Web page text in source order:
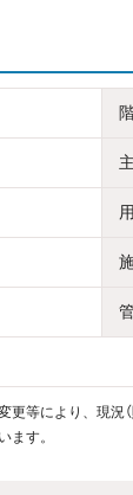
等により、現況
ます。